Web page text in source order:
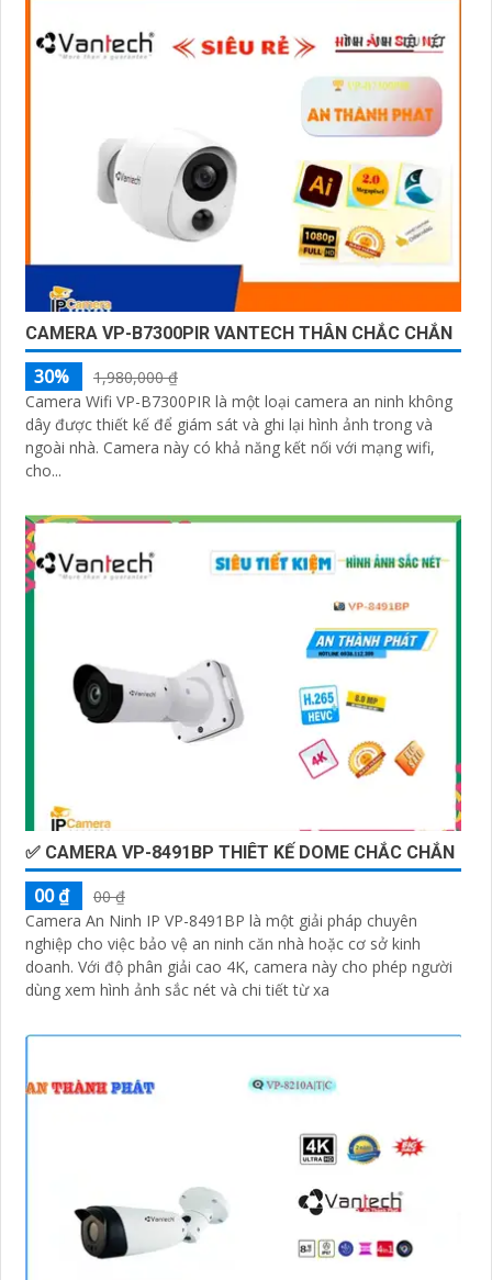
CAMERA VP-B7300PIR VANTECH THÂN CHẮC CHẮN
30%
1,980,000 ₫
Camera Wifi VP-B7300PIR là một loại camera an ninh không
dây được thiết kế để giám sát và ghi lại hình ảnh trong và
ngoài nhà. Camera này có khả năng kết nối với mạng wifi,
cho...
✅ CAMERA VP-8491BP THIÊT KẾ DOME CHẮC CHẮN
00 ₫
00 ₫
Camera An Ninh IP VP-8491BP là một giải pháp chuyên
nghiệp cho việc bảo vệ an ninh căn nhà hoặc cơ sở kinh
doanh. Với độ phân giải cao 4K, camera này cho phép người
dùng xem hình ảnh sắc nét và chi tiết từ xa